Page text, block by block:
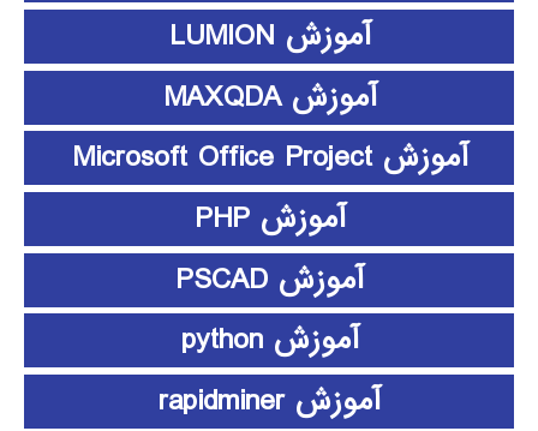
آموزش LUMION
آموزش MAXQDA
آموزش Microsoft Office Project
آموزش PHP
آموزش PSCAD
آموزش python
آموزش rapidminer